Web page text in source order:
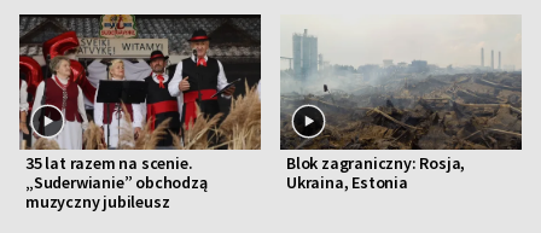
35 lat razem na scenie.
„Suderwianie” obchodzą
muzyczny jubileusz
Blok zagraniczny: Rosja,
Ukraina, Estonia